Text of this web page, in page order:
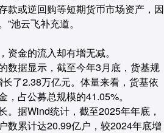
款或逆回购等短期货币市场资产，因
池云飞补充道。
金的流入却有增无减。
数据显示，截至今年3月底，货基规
了2.38万亿元。体量来看，货基依
占公募总规模的41.05%。
。据Wind统计，截至2025年年底，
数累计达20.99亿户，较2024年底增